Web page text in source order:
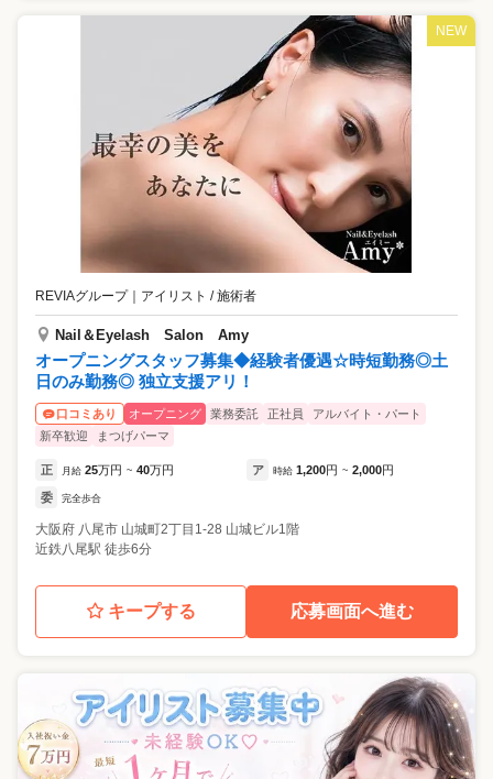
NEW
REVIAグループ｜ アイリスト / 施術者
Nail＆Eyelash Salon Amy
オープニングスタッフ募集◆経験者優遇☆時短勤務◎土
日のみ勤務◎ 独立支援アリ！
口コミあり オープニング 業務委託 正社員
アルバイト・パート
新卒歓迎
まつげパーマ
正 月給 25万円 ~ 40万円 ア 時給 1,200円 ~ 2,000円
委 完全歩合
大阪府 八尾市 山城町2丁目1-28 山城ビル1階
近鉄八尾駅 徒歩6分
キープする 応募画面へ進む